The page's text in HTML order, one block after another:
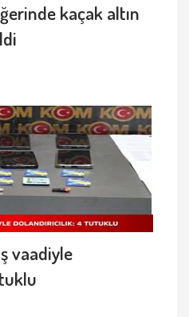
kaçak altın
vaadiyle